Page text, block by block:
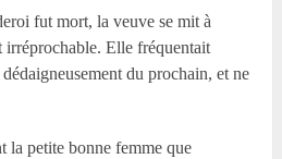
fut mort, la veuve se mit à
irréprochable. Elle fréquentait
du prochain, et ne
petite bonne femme que